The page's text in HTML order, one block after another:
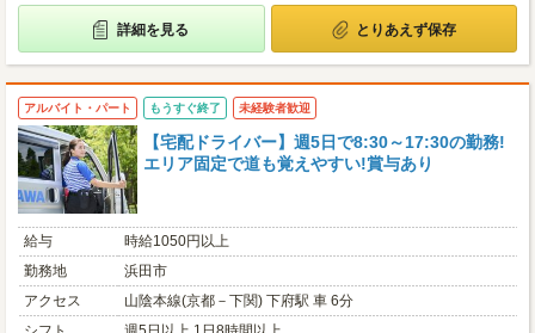
詳細を見る とりあえず保存
アルバイト・パート もうすぐ終了 未経験者歓迎
【宅配ドライバー】週5日で8:30～17:30の勤務!
エリア固定で道も覚えやすい!賞与あり
給与
時給1050円以上
勤務地
浜田市
アクセス
山陰本線(京都－下関) 下府駅 車 6分